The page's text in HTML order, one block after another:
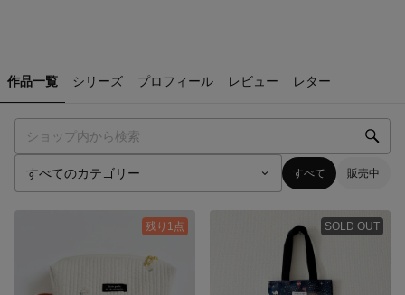
作品一覧 シリーズ プロフィール レビュー レター
すべて 販売中
残り1点 SOLD OUT